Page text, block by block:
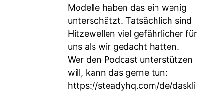
Modelle haben das ein wenig
unterschätzt. Tatsächlich sind
Hitzewellen viel gefährlicher für
uns als wir gedacht hatten.
Wer den Podcast unterstützen
will, kann das gerne tun:
https://steadyhq.com/de/daskli